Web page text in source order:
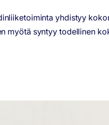
yhdistyy
myötä syntyy todellinen